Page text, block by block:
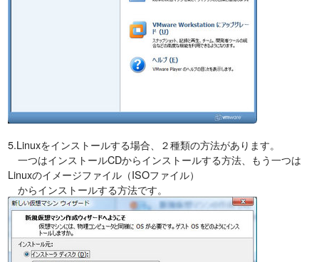
5.Linuxをインストールする場合、２種類の方法があります。
一つはインストールCDからインストールする方法、もう一つは
Linuxのイメージファイル（ISOファイル）
からインストールする方法です。